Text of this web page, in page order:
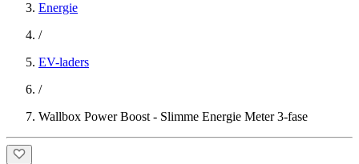
Energie
/
EV-laders
/
Wallbox Power Boost - Slimme Energie Meter 3-fase